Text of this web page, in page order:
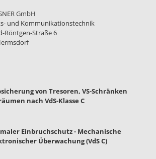
GmbH
und Kommunikationstechnik
Röntgen-Straße 6
von Tresoren, VS-Schränken
nach VdS-Klasse C
Einbruchschutz - Mechanische
Überwachung (VdS C)